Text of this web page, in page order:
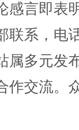
一
感言即表
联系，电
属多元发
作交流。